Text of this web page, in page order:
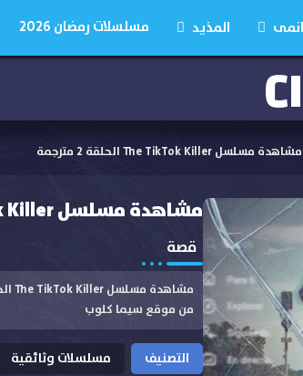
انمى المذيد مسلسلات رمضان 2026
مشاهدة مسلسل The TikTok Killer الحلقة 2 مترجمة
مشاهدة مسلسل The TikTok Killer الحلقة 2 مترجمة
قصة
من موقع سيما كلوب
التصنيف مسلسلات وثائقية